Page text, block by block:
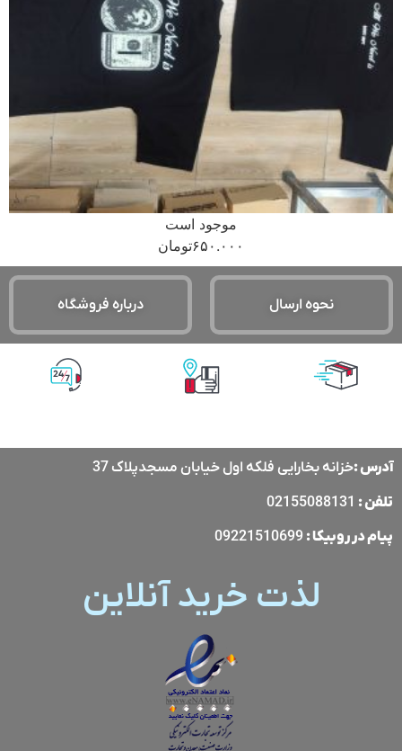
موجود است
۶۵۰.۰۰۰تومان
نحوه ارسال درباره فروشگاه
آدرس :خزانه بخارایی فلکه اول خیابان مسجدپلاک 37
تلفن :
پیام درروبیکا:
لذت خرید آنلاین